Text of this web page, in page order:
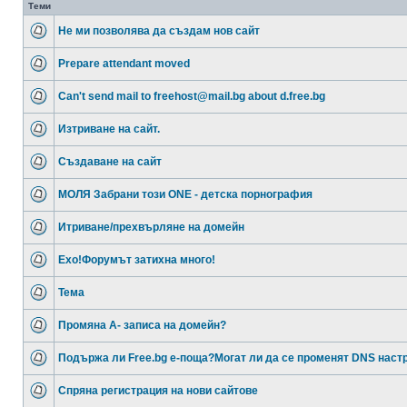
Теми
Не ми позволява да създам нов сайт
Prepare attendant moved
Can't send mail to freehost@mail.bg about d.free.bg
Изтриване на сайт.
Създаване на сайт
МОЛЯ Забрани този ONE - детска порнография
Итриване/прехвърляне на домейн
Ехо!Форумът затихна много!
Тема
Промяна А- записа на домейн?
Подържа ли Free.bg е-поща?Могат ли да се променят DNS
Спряна регистрация на нови сайтове